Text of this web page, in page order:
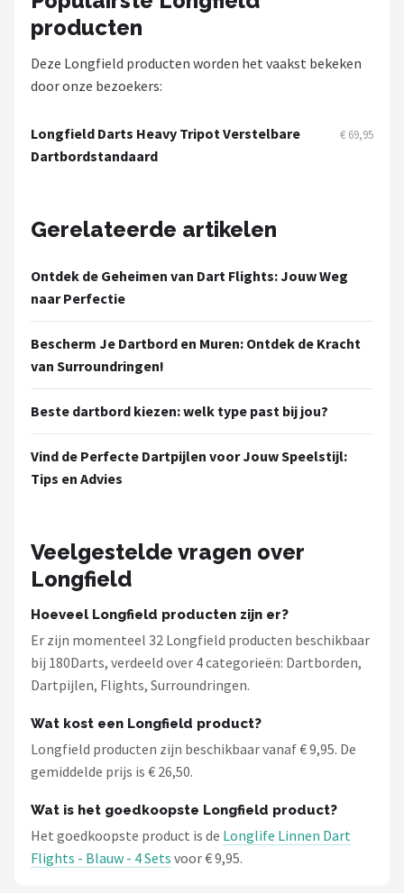
producten
Deze Longfield producten worden het vaakst bekeken
door onze bezoekers:
Longfield Darts Heavy Tripot Verstelbare
Dartbordstandaard
€ 69,95
Gerelateerde artikelen
Ontdek de Geheimen van Dart Flights: Jouw Weg
naar Perfectie
Bescherm Je Dartbord en Muren: Ontdek de Kracht
van Surroundringen!
Beste dartbord kiezen: welk type past bij jou?
Vind de Perfecte Dartpijlen voor Jouw Speelstijl:
Tips en Advies
Veelgestelde vragen over
Longfield
Hoeveel Longfield producten zijn er?
Er zijn momenteel 32 Longfield producten beschikbaar
bij 180Darts, verdeeld over 4 categorieën: Dartborden,
Dartpijlen, Flights, Surroundringen.
Wat kost een Longfield product?
Longfield producten zijn beschikbaar vanaf € 9,95. De
gemiddelde prijs is € 26,50.
Wat is het goedkoopste Longfield product?
Het goedkoopste product is de Longlife Linnen Dart
Flights - Blauw - 4 Sets voor € 9,95.